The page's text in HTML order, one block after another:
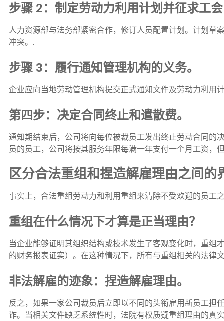
步骤 2：制定劳动力利用计划并征求工
人力资源部与法务部紧密合作，修订人员配置计划。计划
冲突。.
步骤 3：履行通知管理机构的义务。
企业应向当地劳动管理机构提交正式通知文件及劳动力利用
第四步：决定合同终止和遣散费。
通知期结束后，公司将向每位被裁员工发出终止劳动合同的
员的员工，公司将按其服务年限每满一年支付一个月工资，
区分合法重组和捏造解雇理由之间的
事实上，合法重组劳动力和利用重组来清除不受欢迎的员工
重组在什么情况下才算是正当理由？
当企业能够证明其组织结构或技术发生了客观变化时，重
的财务报表证实）。在这种情况下，所有与重组相关的法律
非法解雇的迹象：捏造解雇理由。
反之，如果一家公司裁员后立即以不同的头衔雇用新员工担
诈。当相关文件缺乏系统性时，法院有权质疑重组理由的真